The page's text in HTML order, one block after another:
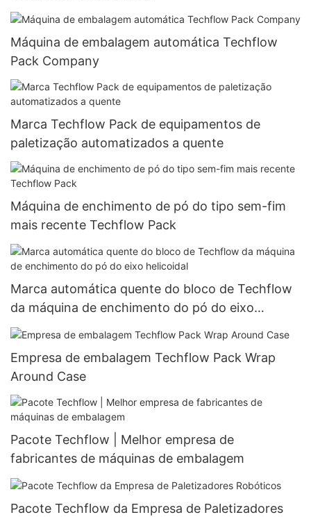
Máquina de embalagem automática Techflow
Pack Company
Marca Techflow Pack de equipamentos de
paletização automatizados a quente
Máquina de enchimento de pó do tipo sem-fim
mais recente Techflow Pack
Marca automática quente do bloco de Techflow
da máquina de enchimento do pó do eixo
helicoidal
Empresa de embalagem Techflow Pack Wrap
Around Case
Pacote Techflow | Melhor empresa de
fabricantes de máquinas de embalagem
Pacote Techflow da Empresa de Paletizadores